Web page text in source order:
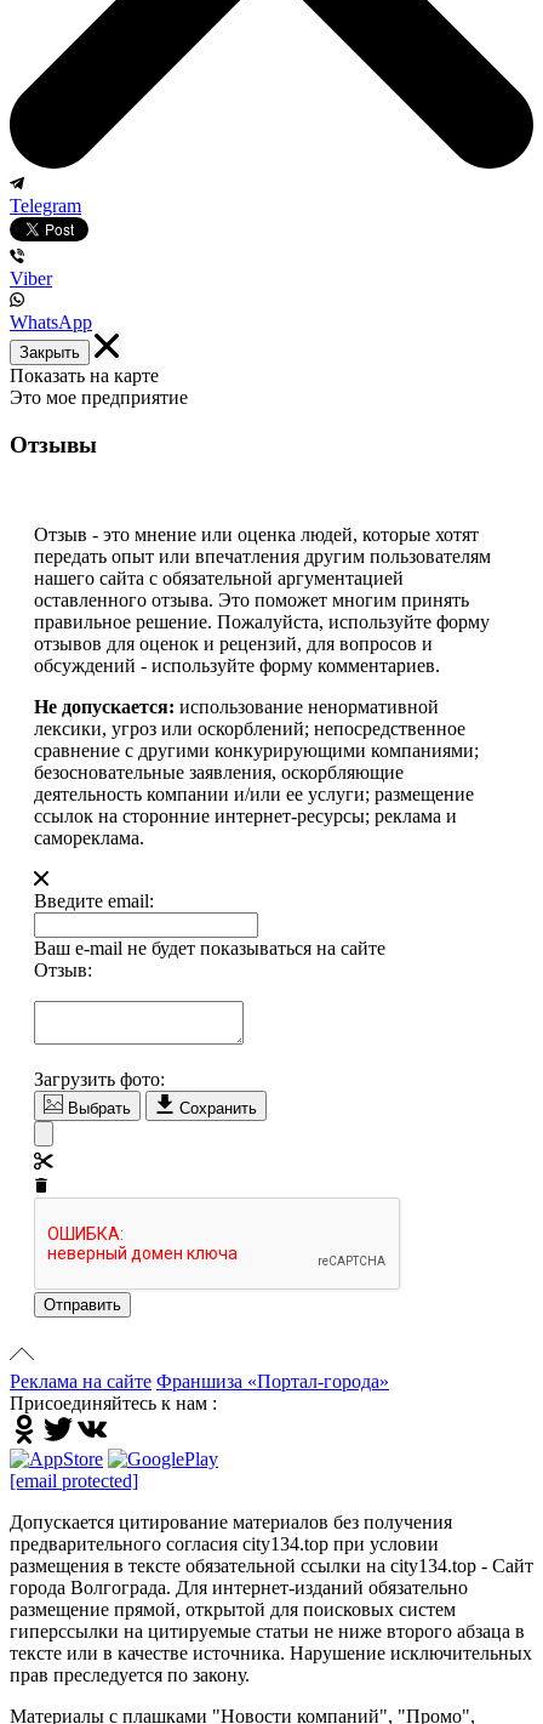
Telegram
Viber
WhatsApp
Закрыть
Показать на карте
Это мое предприятие
Отзывы
Отзыв - это мнение или оценка людей, которые хотят
передать опыт или впечатления другим пользователям
нашего сайта с обязательной аргументацией
оставленного отзыва. Это поможет многим принять
правильное решение. Пожалуйста, используйте форму
отзывов для оценок и рецензий, для вопросов и
обсуждений - используйте форму комментариев.
Не допускается: использование ненормативной
лексики, угроз или оскорблений; непосредственное
сравнение с другими конкурирующими компаниями;
безосновательные заявления, оскорбляющие
деятельность компании и/или ее услуги; размещение
ссылок на сторонние интернет-ресурсы; реклама и
самореклама.
Введите email:
Ваш e-mail не будет показываться на сайте
Отзыв:
Загрузить фото:
Выбрать Сохранить
Отправить
Реклама на сайте Франшиза «Портал-города»
Присоединяйтесь к нам :
[email protected]
Допускается цитирование материалов без получения
предварительного согласия city134.top при условии
размещения в тексте обязательной ссылки на city134.top - Сайт
города Волгограда. Для интернет-изданий обязательно
размещение прямой, открытой для поисковых систем
гиперссылки на цитируемые статьи не ниже второго абзаца в
тексте или в качестве источника. Нарушение исключительных
прав преследуется по закону.
Материалы с плашками "Новости компаний", "Промо",